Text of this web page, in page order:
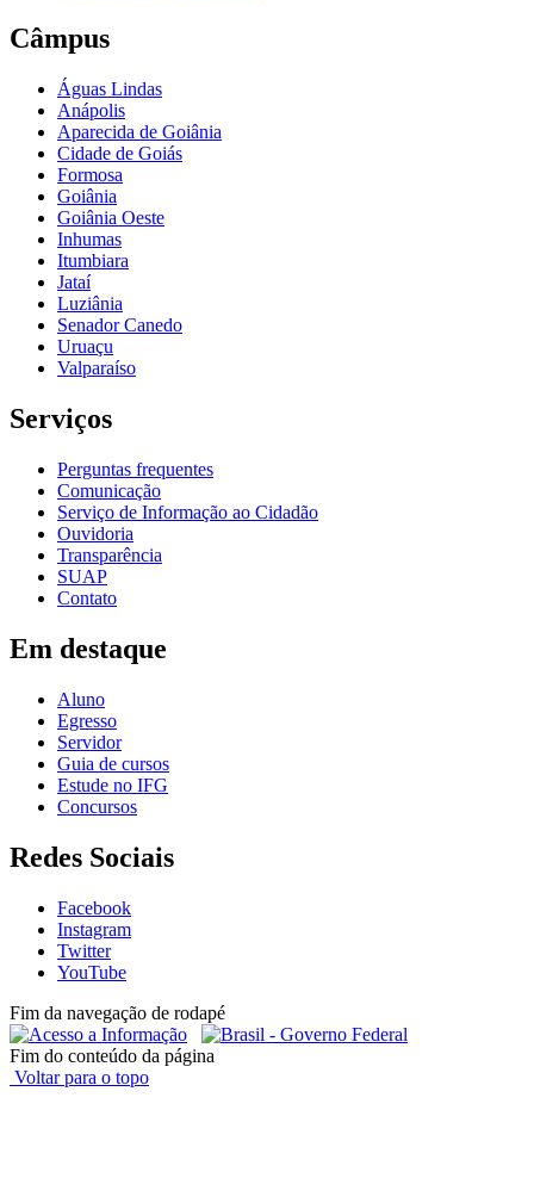
Câmpus
Águas Lindas
Anápolis
Aparecida de Goiânia
Cidade de Goiás
Formosa
Goiânia
Goiânia Oeste
Inhumas
Itumbiara
Jataí
Luziânia
Senador Canedo
Uruaçu
Valparaíso
Serviços
Perguntas frequentes
Comunicação
Serviço de Informação ao Cidadão
Ouvidoria
Transparência
SUAP
Contato
Em destaque
Aluno
Egresso
Servidor
Guia de cursos
Estude no IFG
Concursos
Redes Sociais
Facebook
Instagram
Twitter
YouTube
Fim da navegação de rodapé
Fim do conteúdo da página
Voltar para o topo